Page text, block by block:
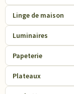
Linge de maison
Luminaires
Papeterie
Plateaux